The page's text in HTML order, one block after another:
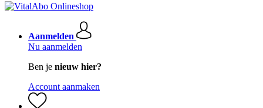
Aanmelden
Nu aanmelden
Ben je nieuw hier?
Account aanmaken